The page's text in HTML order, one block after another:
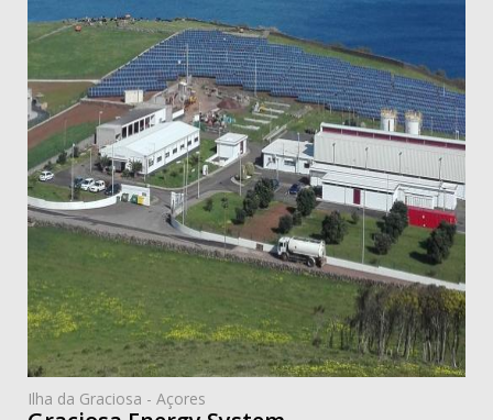
Ilha da Graciosa - Açores